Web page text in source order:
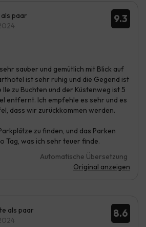
9.3
paar
sauber und gemütlich mit Blick auf
ist sehr ruhig und die Gegend ist
zu Buchten und der Küstenweg ist 5
entfernt. Ich empfehle es sehr und es
dass wir zurückkommen werden.
zu finden, und das Parken
Tag, was ich sehr teuer finde.
Automatische Übersetzung
Original anzeigen
8.6
als paar